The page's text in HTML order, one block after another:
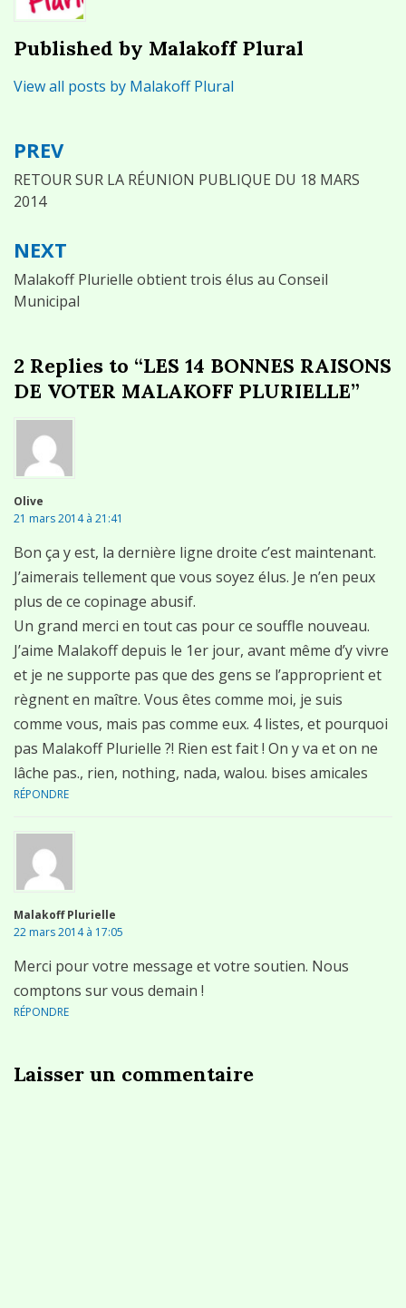
Published by Malakoff Plural
View all posts by Malakoff Plural
Navigation
de
l’article
PREV
RETOUR SUR LA RÉUNION PUBLIQUE DU 18 MARS
2014
NEXT
Malakoff Plurielle obtient trois élus au Conseil
Municipal
2 Replies to “LES 14 BONNES RAISONS
DE VOTER MALAKOFF PLURIELLE”
Olive
21 mars 2014 à 21:41
Bon ça y est, la dernière ligne droite c’est maintenant.
J’aimerais tellement que vous soyez élus. Je n’en peux
plus de ce copinage abusif.
Un grand merci en tout cas pour ce souffle nouveau.
J’aime Malakoff depuis le 1er jour, avant même d’y vivre
et je ne supporte pas que des gens se l’approprient et
règnent en maître. Vous êtes comme moi, je suis
comme vous, mais pas comme eux. 4 listes, et pourquoi
pas Malakoff Plurielle ?! Rien est fait ! On y va et on ne
lâche pas., rien, nothing, nada, walou. bises amicales
RÉPONDRE
Malakoff Plurielle
22 mars 2014 à 17:05
Merci pour votre message et votre soutien. Nous
comptons sur vous demain !
RÉPONDRE
Laisser un commentaire